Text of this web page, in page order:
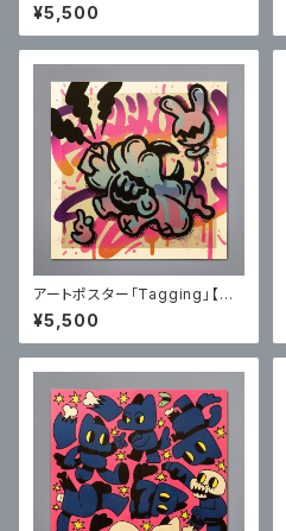
oy レトロギャラクシーカラー」
【サイン入り】
¥5,500
アートポスター「Tagging」【サ
イン入り】
¥5,500